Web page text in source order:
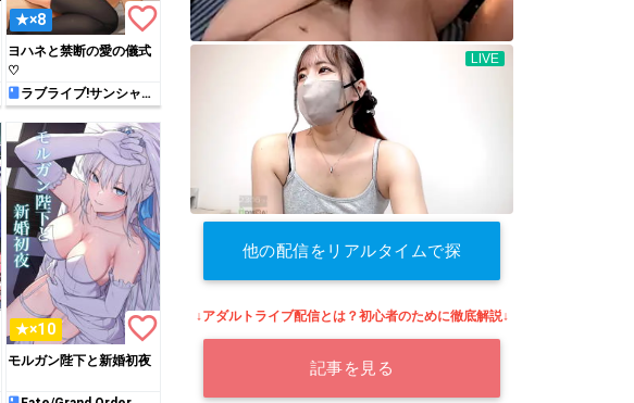
★×8 favorite_border
ヨハネと禁断の愛の儀式
♡
ラブライブ!サンシャイ
ン!!
★×10 favorite_border
モルガン陛下と新婚初夜
他の配信をリアルタイムで探
す
↓アダルトライブ配信とは？初心者のために徹底解説↓
記事を見る